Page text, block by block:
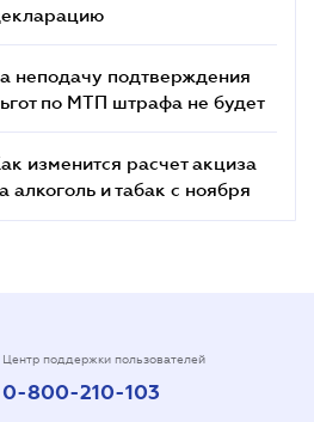
неподачу подтверждения
по МТП штрафа не будет
изменится расчет акциза
алкоголь и табак с ноября
Центр поддержки пользователей
0-800-210-103